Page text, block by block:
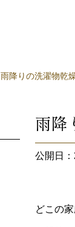
雨降りの洗濯物乾
雨降
公開日
どこの